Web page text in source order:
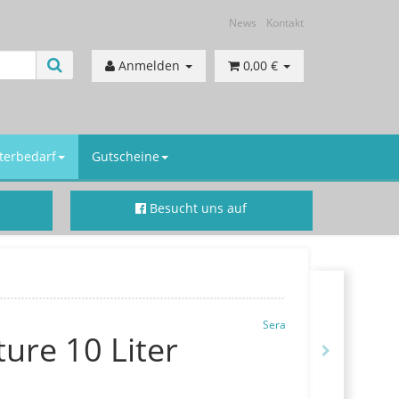
News Kontakt
Anmelden 0,00 €
Gutscheine
Besucht uns auf
Facebook
Sera
10 Liter